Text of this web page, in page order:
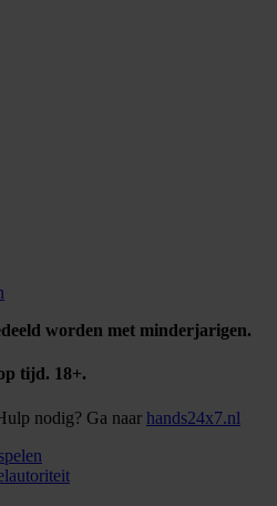
worden met minderjarigen.
tijd. 18+.
nodig? Ga naar hands24x7.nl